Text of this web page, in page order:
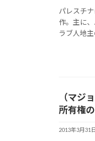
パレスチ
作。主に
ラブ人地
（マジ
2013年3月31日